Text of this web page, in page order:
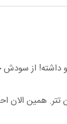
داشته! از